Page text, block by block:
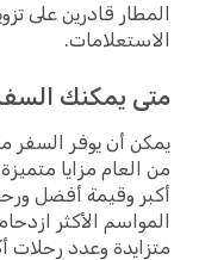
المطار قادرين على
الاستعلامات.
متى يمكنك
يمكن أن يوفر السفر
من العام مزايا
أكبر وقيمة أفضل
المواسم الأكثر
متزايدة وعدد رحلات